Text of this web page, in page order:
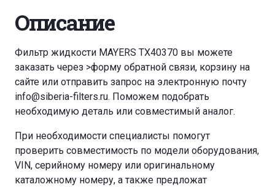
Описание
Фильтр жидкости MAYERS TX40370 вы можете
заказать через >форму обратной связи, корзину на
сайте или отправить запрос на электронную почту
info@siberia-filters.ru. Поможем подобрать
необходимую деталь или совместимый аналог.
При необходимости специалисты помогут
проверить совместимость по модели оборудования,
VIN, серийному номеру или оригинальному
каталожному номеру, а также предложат